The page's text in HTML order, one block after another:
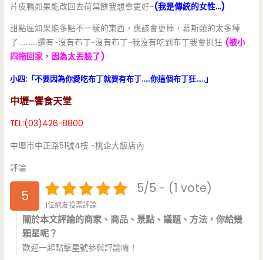
片皮鴨如果能改回去荷葉餅我想會更好~(我是傳統的女性…)
甜點區如果能多點不一樣的東西，應該會更棒，慕斯類的太多種
了………..還有~沒有布丁~沒有布丁~我沒有吃到布丁我會抓狂 (被小
四拖回家，因為太丟臉了)
小四:「不要因為你愛吃布丁就要有布丁…..你這個布丁狂…..」
中壢-饗食天堂
TEL:(03)426-8800
中壢市中正路51號4樓 -桃企大飯店內
評論
5 5/5 - (1 vote)
1位網友投票評論
關於本文評論的商家、商品、景點、議題、方法，你給幾
顆星呢？
歡迎一起點擊星號參與評論唷！